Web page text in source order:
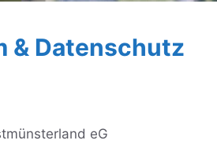
& Datenschutz
eG